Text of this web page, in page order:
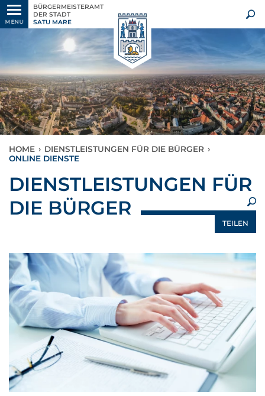
MENU
BÜRGERMEISTERAMT
DER STADT
SATU MARE
HOME › DIENSTLEISTUNGEN FÜR DIE BÜRGER ›
ONLINE DIENSTE
×
DIENSTLEISTUNGEN FÜR
DIE BÜRGER
TEILEN